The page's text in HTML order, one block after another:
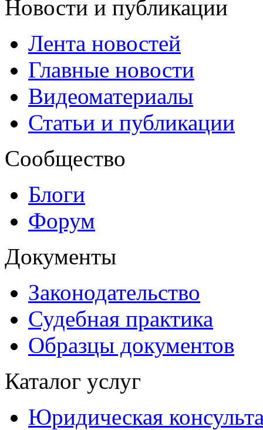
Новости и публикации
Лента новостей
Главные новости
Видеоматериалы
Статьи и публикации
Сообщество
Блоги
Форум
Документы
Законодательство
Судебная практика
Образцы документов
Каталог услуг
Юридическая